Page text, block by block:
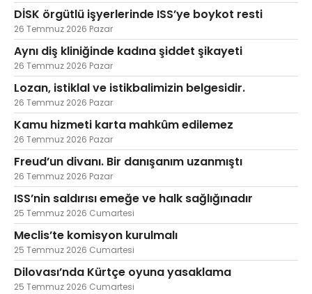
DİSK örgütlü işyerlerinde ISS’ye boykot resti
26 Temmuz 2026 Pazar
Aynı diş kliniğinde kadına şiddet şikayeti
26 Temmuz 2026 Pazar
Lozan, istiklal ve istikbalimizin belgesidir.
26 Temmuz 2026 Pazar
Kamu hizmeti karta mahkûm edilemez
26 Temmuz 2026 Pazar
Freud’un divanı. Bir danışanım uzanmıştı
26 Temmuz 2026 Pazar
ISS’nin saldırısı emeğe ve halk sağlığınadır
25 Temmuz 2026 Cumartesi
Meclis’te komisyon kurulmalı
25 Temmuz 2026 Cumartesi
Dilovası’nda Kürtçe oyuna yasaklama
25 Temmuz 2026 Cumartesi